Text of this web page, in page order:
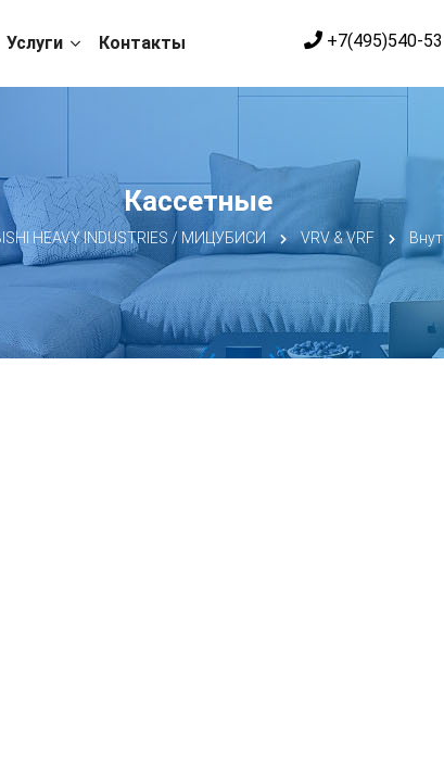
+7(495)540-
Услуги Контакты
Кассетные
HEAVY INDUSTRIES / МИЦУБИСИ VRV & VRF